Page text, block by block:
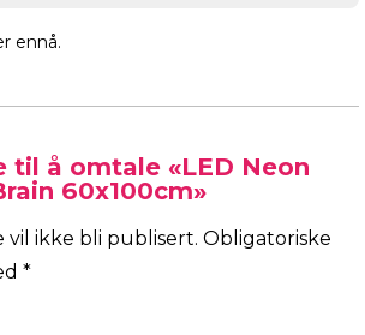
ennå.
til å omtale «LED Neon
60x100cm»
vil ikke bli publisert. Obligatoriske
*